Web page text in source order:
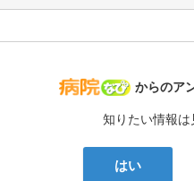
病院なび
からのア
知りたい情報
はい